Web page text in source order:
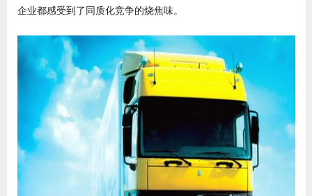
企业都感受到了同质化竞争的烧焦味。